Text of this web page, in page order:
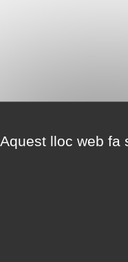
Aquest lloc web fa